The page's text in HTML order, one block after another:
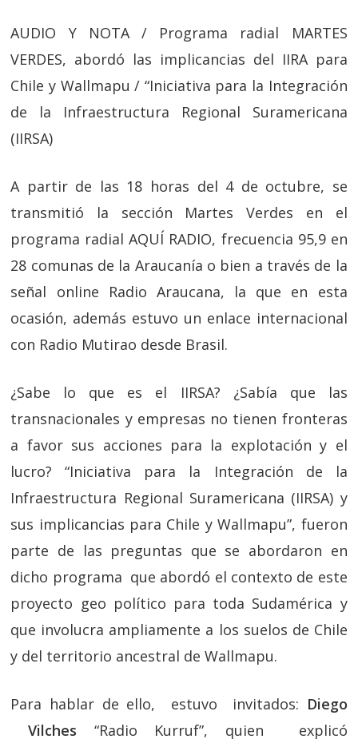
AUDIO Y NOTA / Programa radial MARTES
VERDES, abordó las implicancias del IIRA para
Chile y Wallmapu / “Iniciativa para la Integración
de la Infraestructura Regional Suramericana
(IIRSA)
A partir de las 18 horas del 4 de octubre, se
transmitió la sección Martes Verdes en el
programa radial AQUÍ RADIO, frecuencia 95,9 en
28 comunas de la Araucanía o bien a través de la
señal online Radio Araucana, la que en esta
ocasión, además estuvo un enlace internacional
con Radio Mutirao desde Brasil.
¿Sabe lo que es el IIRSA? ¿Sabía que las
transnacionales y empresas no tienen fronteras
a favor sus acciones para la explotación y el
lucro? “Iniciativa para la Integración de la
Infraestructura Regional Suramericana (IIRSA) y
sus implicancias para Chile y Wallmapu”, fueron
parte de las preguntas que se abordaron en
dicho programa que abordó el contexto de este
proyecto geo político para toda Sudamérica y
que involucra ampliamente a los suelos de Chile
y del territorio ancestral de Wallmapu.
Para hablar de ello, estuvo invitados: Diego
Vilches “Radio Kurruf”, quien explicó